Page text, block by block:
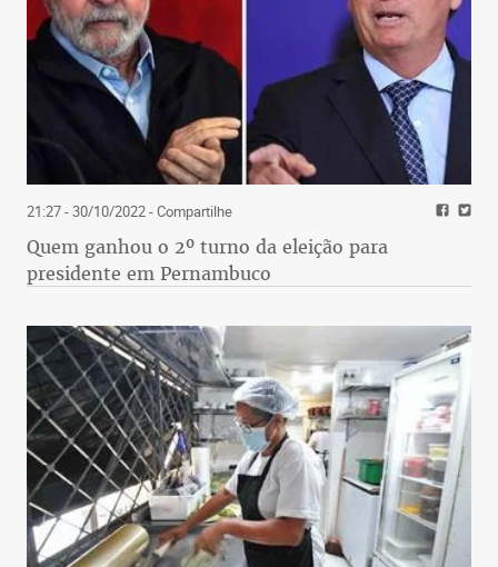
21:27 - 30/10/2022- Compartilhe
Quem ganhou o 2º turno da eleição para
presidente em Pernambuco